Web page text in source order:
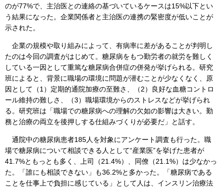
のが77%で、主治医との連絡の基づいているケースは15%以下とい
う結果になった。企業関係者と主治医の連携の緊密度が低いことが
示された。
企業の規模や取り組みによって、有病率に差があることが判明し
たのは今回の調査がはじめて。糖尿病をもつ勤労者の就労を難しく
している一因として重篤な糖尿病合併症の併発が挙げられる。研究
班によると、背景に職場の環境に問題が潜むことが少なくなく、原
因として（1）定期的通院加療の至難さ、（2）良好な血糖コントロ
ール維持の難しさ、（3）職場環境からのストレスなどが挙げられ
る。研究班は「職場での糖尿病への理解の欠如の影響は大きい。勤
務と治療の両立を後押しする仕組みづくりが必要だ」と話す。
通院中の糖尿病患者185人を対象にアンケート調査も行った。職
場で糖尿病について相談できる人として“産業医”を挙げた患者が
41.7%ともっとも多く、上司（21.4%）、同僚（21.1%）は少なかっ
た。「誰にも相談できない」も36.2%と多かった。「糖尿病である
ことを仕事上で負担に感じている」として人は、インスリン治療法